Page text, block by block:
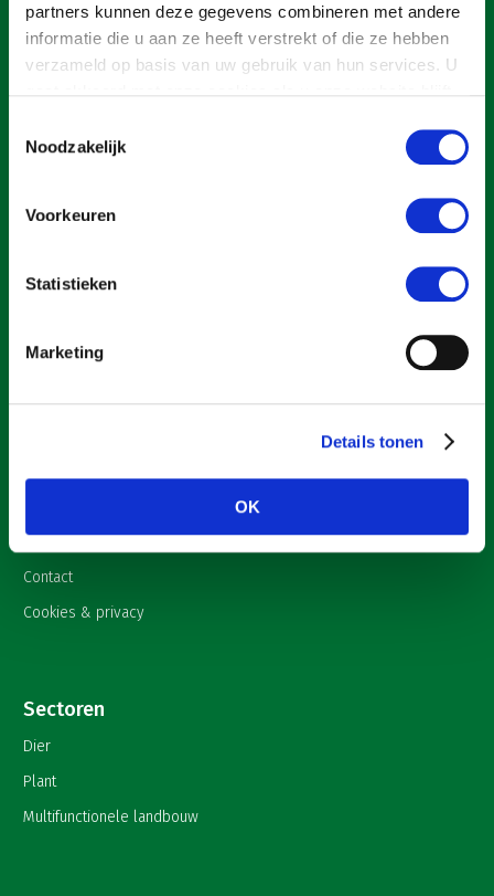
partners kunnen deze gegevens combineren met andere
informatie die u aan ze heeft verstrekt of die ze hebben
verzameld op basis van uw gebruik van hun services. U
Noodzakelijk
Voorkeuren
Statistieken
Marketing
Details tonen
OK
Paardenhouderij
Pluimveehouderij
Varkenshouderij
Fruitteelt
Glastuinbouw
Vollegrondsgroente
Webinars
Bestuur en Directie
Vakgroepbestuurders
Jaarverslag 2023
Pers
Een ondernemers- en werkgeversorganisatie met meerwaarde,
Over LTO
Home
English
Contact
Cookies & privacy
Sectoren
Dier
Plant
Multifunctionele landbouw